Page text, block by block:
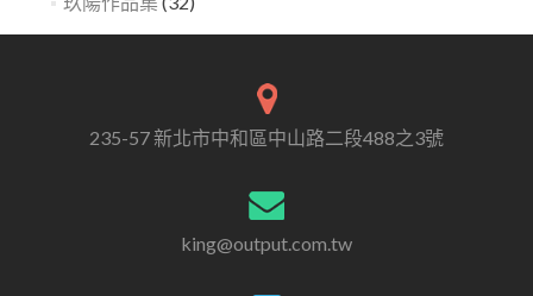
235-57 新北市中和區中山路二段488之3號
king@output.com.tw